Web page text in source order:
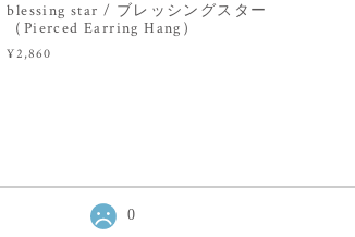
blessing star / ブレッシングスター
（Pierced Earring Hang）
¥2,860
0